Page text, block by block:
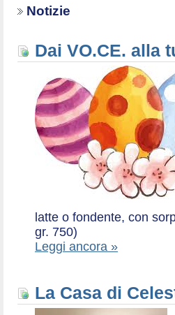
Notizie
Dai VO.CE. alla
latte o fondente, con
gr. 750)
Leggi ancora »
La Casa di